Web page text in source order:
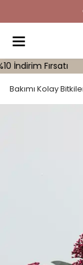
Fırsatı 🎁
Bakımı Kolay